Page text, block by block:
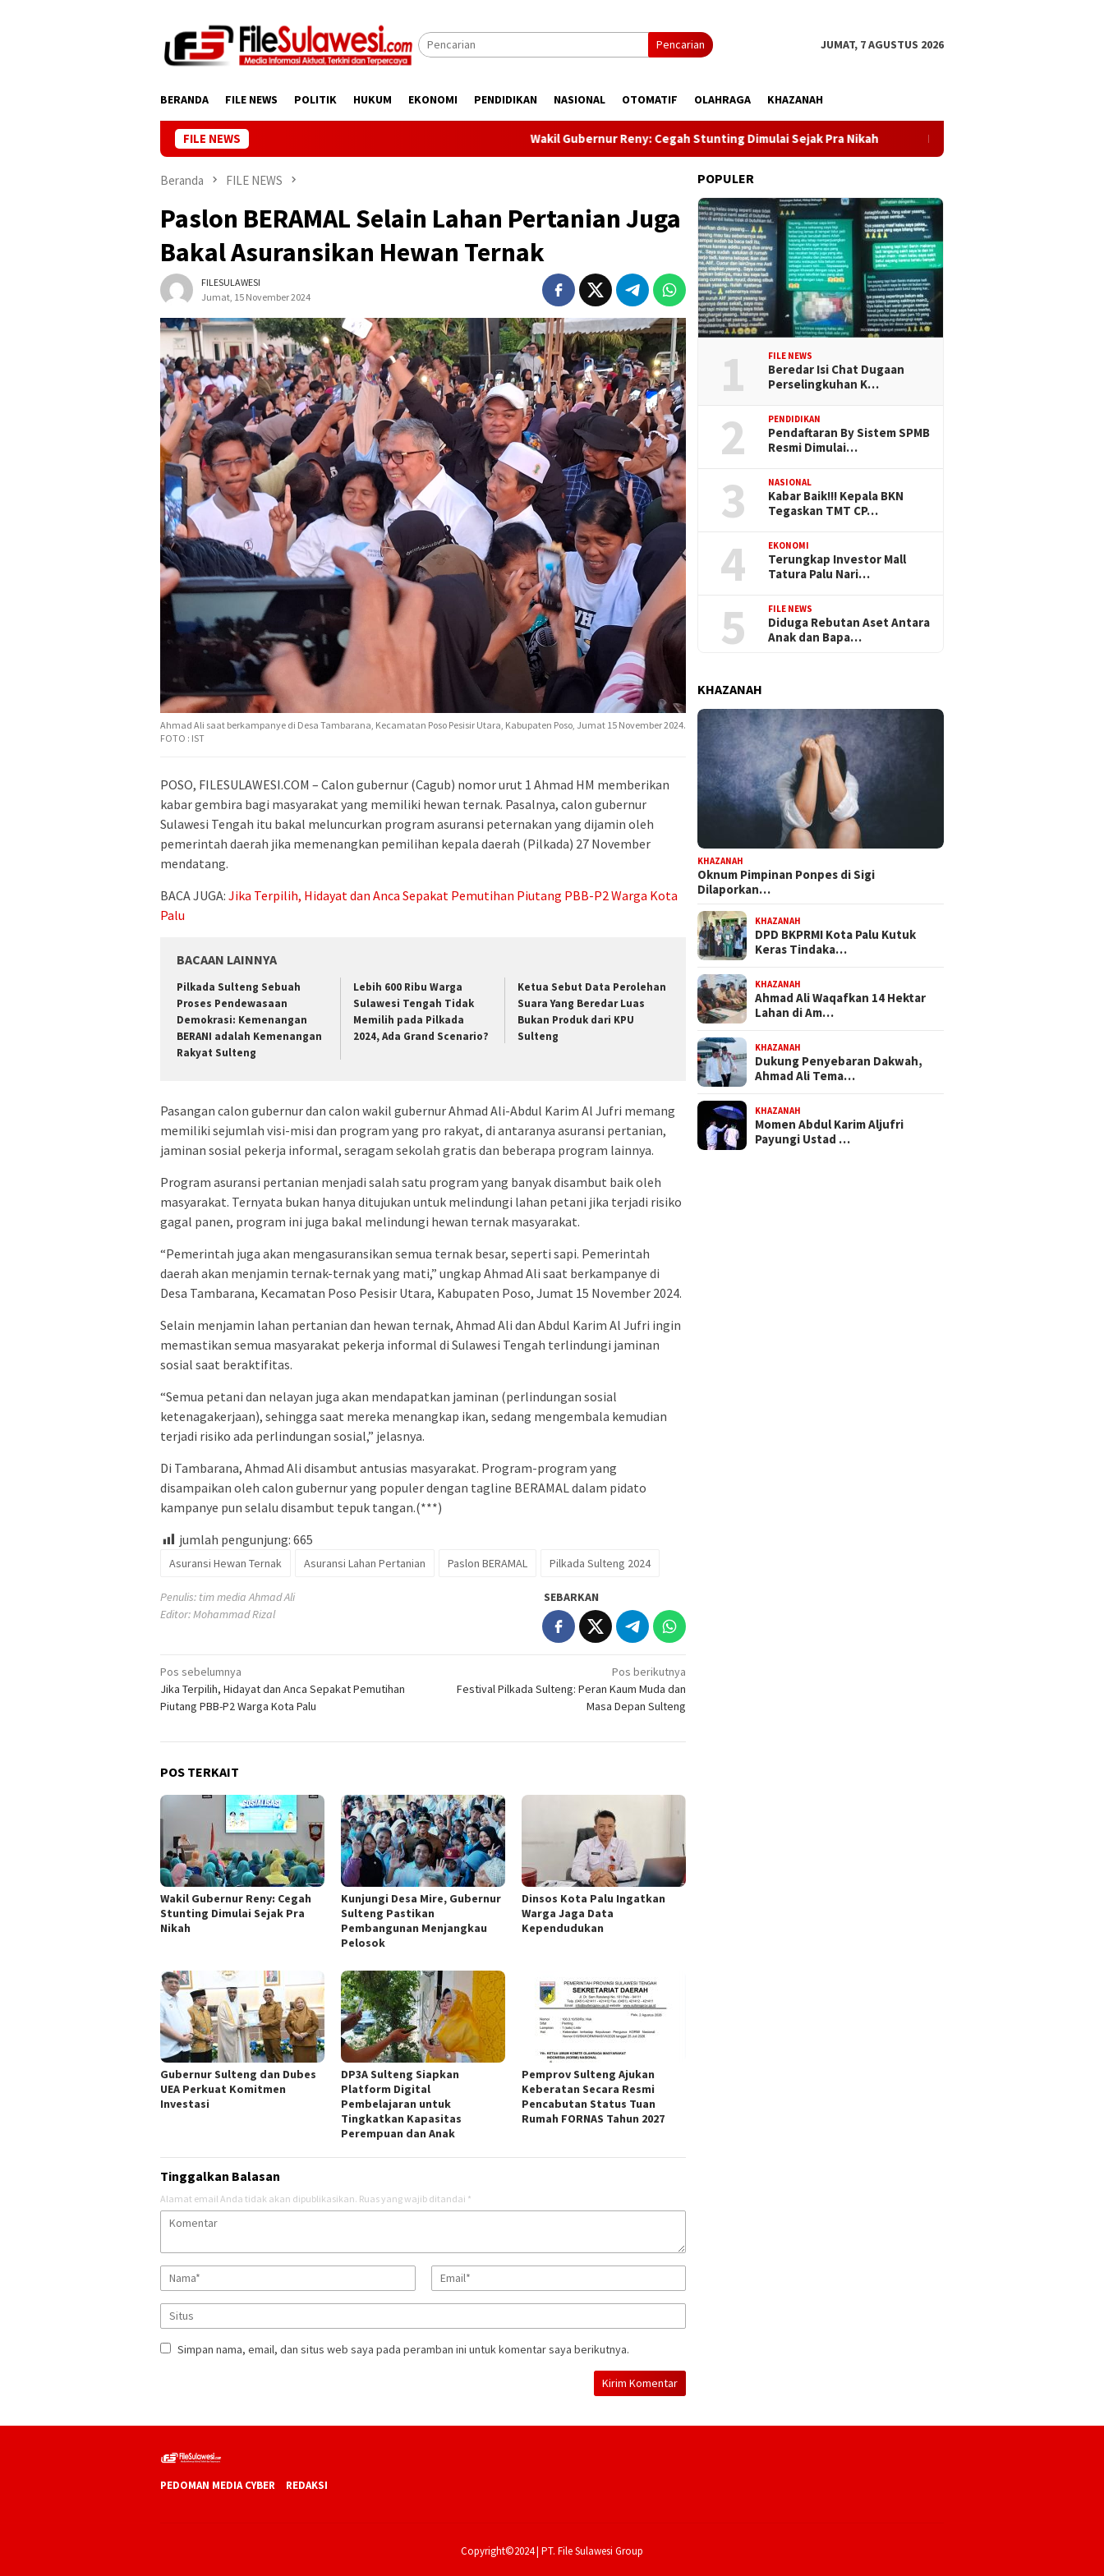
Pencarian JUMAT, 7 AGUSTUS 2026
BERANDA FILE NEWS POLITIK HUKUM EKONOMI PENDIDIKAN NASIONAL OTOMATIF OLAHRAGA KHAZANAH
FILE NEWS Wakil Gubernur Reny: Cegah Stunting Dimulai Sejak Pra Nikah Kunjungi Desa Mire, Gubernur Sulteng
Beranda FILE NEWS
Paslon BERAMAL Selain Lahan Pertanian Juga
Bakal Asuransikan Hewan Ternak
FILESULAWESI
Jumat, 15 November 2024
Ahmad Ali saat berkampanye di Desa Tambarana, Kecamatan Poso Pesisir Utara, Kabupaten Poso, Jumat 15 November 2024.
FOTO : IST
POSO, FILESULAWESI.COM – Calon gubernur (Cagub) nomor urut 1 Ahmad HM memberikan
kabar gembira bagi masyarakat yang memiliki hewan ternak. Pasalnya, calon gubernur
Sulawesi Tengah itu bakal meluncurkan program asuransi peternakan yang dijamin oleh
pemerintah daerah jika memenangkan pemilihan kepala daerah (Pilkada) 27 November
mendatang.
BACA JUGA: Jika Terpilih, Hidayat dan Anca Sepakat Pemutihan Piutang PBB-P2 Warga Kota
Palu
BACAAN LAINNYA
Pilkada Sulteng Sebuah
Proses Pendewasaan
Demokrasi: Kemenangan
BERANI adalah Kemenangan
Rakyat Sulteng
Lebih 600 Ribu Warga
Sulawesi Tengah Tidak
Memilih pada Pilkada
2024, Ada Grand Scenario?
Ketua Sebut Data Perolehan
Suara Yang Beredar Luas
Bukan Produk dari KPU
Sulteng
Pasangan calon gubernur dan calon wakil gubernur Ahmad Ali-Abdul Karim Al Jufri memang
memiliki sejumlah visi-misi dan program yang pro rakyat, di antaranya asuransi pertanian,
jaminan sosial pekerja informal, seragam sekolah gratis dan beberapa program lainnya.
Program asuransi pertanian menjadi salah satu program yang banyak disambut baik oleh
masyarakat. Ternyata bukan hanya ditujukan untuk melindungi lahan petani jika terjadi risiko
gagal panen, program ini juga bakal melindungi hewan ternak masyarakat.
“Pemerintah juga akan mengasuransikan semua ternak besar, seperti sapi. Pemerintah
daerah akan menjamin ternak-ternak yang mati,” ungkap Ahmad Ali saat berkampanye di
Desa Tambarana, Kecamatan Poso Pesisir Utara, Kabupaten Poso, Jumat 15 November 2024.
Selain menjamin lahan pertanian dan hewan ternak, Ahmad Ali dan Abdul Karim Al Jufri ingin
memastikan semua masyarakat pekerja informal di Sulawesi Tengah terlindungi jaminan
sosial saat beraktifitas.
“Semua petani dan nelayan juga akan mendapatkan jaminan (perlindungan sosial
ketenagakerjaan), sehingga saat mereka menangkap ikan, sedang mengembala kemudian
terjadi risiko ada perlindungan sosial,” jelasnya.
Di Tambarana, Ahmad Ali disambut antusias masyarakat. Program-program yang
disampaikan oleh calon gubernur yang populer dengan tagline BERAMAL dalam pidato
kampanye pun selalu disambut tepuk tangan.(***)
jumlah pengunjung: 665
Asuransi Hewan Ternak Asuransi Lahan Pertanian Paslon BERAMAL Pilkada Sulteng 2024
Penulis: tim media Ahmad Ali
Editor: Mohammad Rizal
SEBARKAN
Navigasi
pos
Pos sebelumnya
Jika Terpilih, Hidayat dan Anca Sepakat Pemutihan
Piutang PBB-P2 Warga Kota Palu
Pos berikutnya
Festival Pilkada Sulteng: Peran Kaum Muda dan
Masa Depan Sulteng
POS TERKAIT
Wakil Gubernur Reny: Cegah
Stunting Dimulai Sejak Pra
Nikah
Kunjungi Desa Mire, Gubernur
Sulteng Pastikan
Pembangunan Menjangkau
Pelosok
Dinsos Kota Palu Ingatkan
Warga Jaga Data
Kependudukan
Gubernur Sulteng dan Dubes
UEA Perkuat Komitmen
Investasi
DP3A Sulteng Siapkan
Platform Digital
Pembelajaran untuk
Tingkatkan Kapasitas
Perempuan dan Anak
Pemprov Sulteng Ajukan
Keberatan Secara Resmi
Pencabutan Status Tuan
Rumah FORNAS Tahun 2027
Tinggalkan Balasan
Alamat email Anda tidak akan dipublikasikan. Ruas yang wajib ditandai *
Simpan nama, email, dan situs web saya pada peramban ini untuk komentar saya berikutnya.
POPULER
1 FILE NEWS
Beredar Isi Chat Dugaan
Perselingkuhan K…
2 PENDIDIKAN
Pendaftaran By Sistem SPMB
Resmi Dimulai…
3 NASIONAL
Kabar Baik!!! Kepala BKN
Tegaskan TMT CP…
4 EKONOMI
Terungkap Investor Mall
Tatura Palu Nari…
5 FILE NEWS
Diduga Rebutan Aset Antara
Anak dan Bapa…
KHAZANAH
KHAZANAH
Oknum Pimpinan Ponpes di Sigi
Dilaporkan…
KHAZANAH
DPD BKPRMI Kota Palu Kutuk
Keras Tindaka…
KHAZANAH
Ahmad Ali Waqafkan 14 Hektar
Lahan di Am…
KHAZANAH
Dukung Penyebaran Dakwah,
Ahmad Ali Tema…
KHAZANAH
Momen Abdul Karim Aljufri
Payungi Ustad …
PEDOMAN MEDIA CYBER REDAKSI
Copyright©2024 | PT. File Sulawesi Group